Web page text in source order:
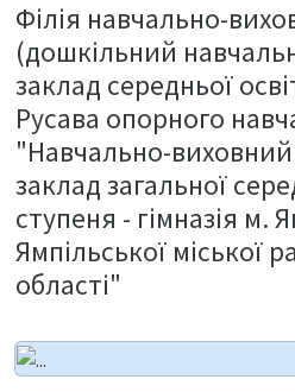
Філія навчально-
(дошкільний
заклад середньої
Русава опорного
"Навчально-
заклад загальної
ступеня - гімназія м.
Ямпільської міської
області"